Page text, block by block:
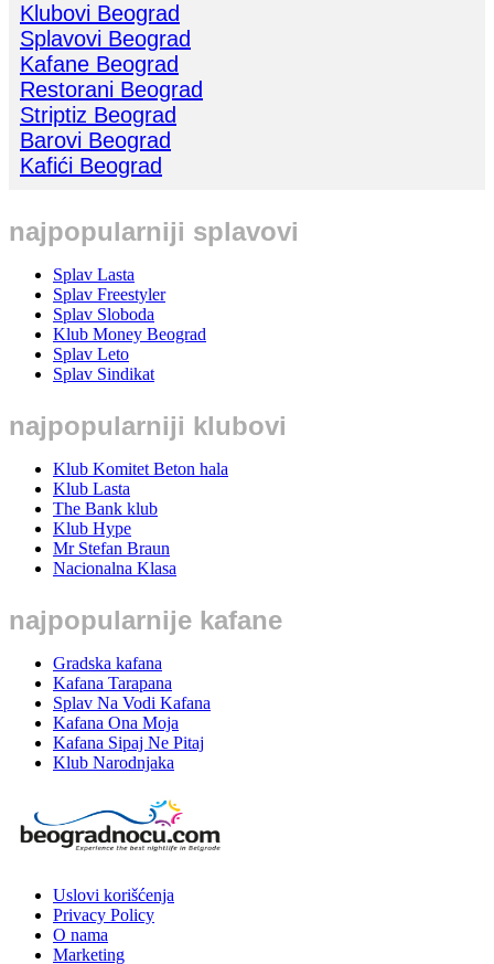
Klubovi Beograd
Splavovi Beograd
Kafane Beograd
Restorani Beograd
Striptiz Beograd
Barovi Beograd
Kafići Beograd
najpopularniji splavovi
Splav Lasta
Splav Freestyler
Splav Sloboda
Klub Money Beograd
Splav Leto
Splav Sindikat
najpopularniji klubovi
Klub Komitet Beton hala
Klub Lasta
The Bank klub
Klub Hype
Mr Stefan Braun
Nacionalna Klasa
najpopularnije kafane
Gradska kafana
Kafana Tarapana
Splav Na Vodi Kafana
Kafana Ona Moja
Kafana Sipaj Ne Pitaj
Klub Narodnjaka
Uslovi korišćenja
Privacy Policy
O nama
Marketing